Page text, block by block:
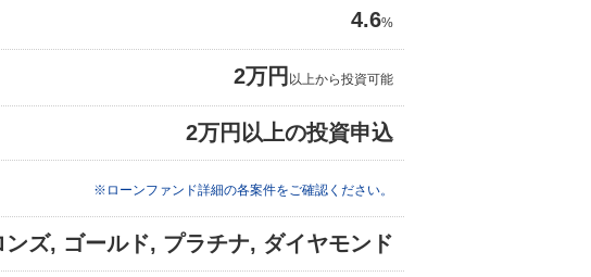
4.6%
2万円 以上から投資可能
2万円以上の投資申込
※ローンファンド詳細の各案件をご確認ください。
ンズ, ゴールド, プラチナ, ダイヤモンド